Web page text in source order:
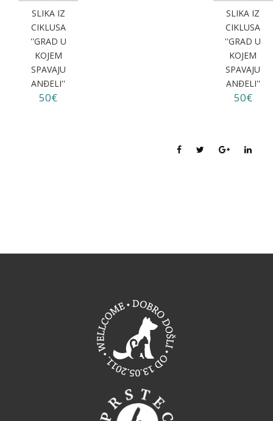
SLIKA IZ
CIKLUSA
''GRAD U
KOJEM
SPAVAJU
ANĐELI''
50€
SLIKA IZ
CIKLUSA
''GRAD U
KOJEM
SPAVAJU
ANĐELI''
50€